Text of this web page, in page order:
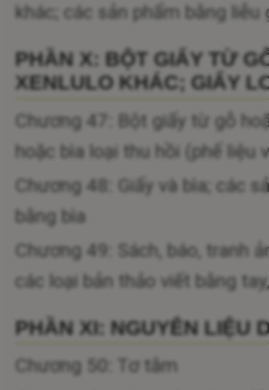
khác; các sản phẩm bằng liễu
PHẦN X: BỘT GIẤY TỪ
XENLULO KHÁC; GIẤY
Chương 47: Bột giấy từ gỗ
hoặc bìa loại thu hồi (phế liệu
Chương 48: Giấy và bìa; các
bằng bìa
Chương 49: Sách, báo, tranh
các loại bản thảo viết bằng
PHẦN XI: NGUYÊN LIỆU
Chương 50: Tơ tằm